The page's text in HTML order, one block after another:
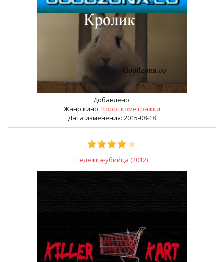
Добавлено:
Жанр кино: Короткометражки
Дата изменения: 2015-08-18
Тележка-убийца (2012)